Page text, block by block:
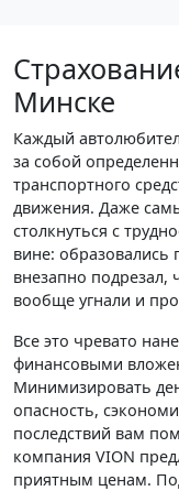
Минске
Каждый
за собой
транспортного
движения. Даже
столкнуться с
вине: образовались
внезапно подрезал,
вообще угнали и
Все это чревато
финансовыми
Минимизировать
опасность,
последствий вам
компания VION
приятным ценам.